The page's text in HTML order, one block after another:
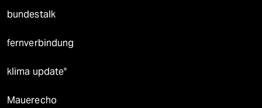
bundestalk
fernverbindung
klima update°
Mauerecho